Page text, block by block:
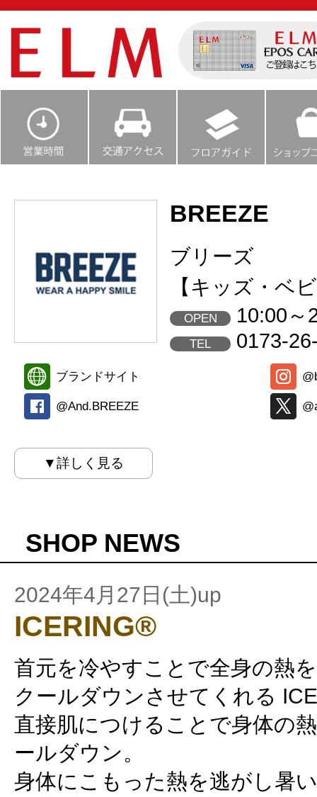
BREEZE
ブリーズ
【キッズ・ベ
OPEN 10:00～
TEL 0173-
ブランドサイト
@And.BREEZE
▼詳しく見る
SHOP NEWS
2024年4月27日(土)up
ICERING®
首元を冷やすことで全身の熱を
クールダウンさせてくれる
直接肌につけることで身体の
ールダウン。
身体にこもった熱を逃がし暑